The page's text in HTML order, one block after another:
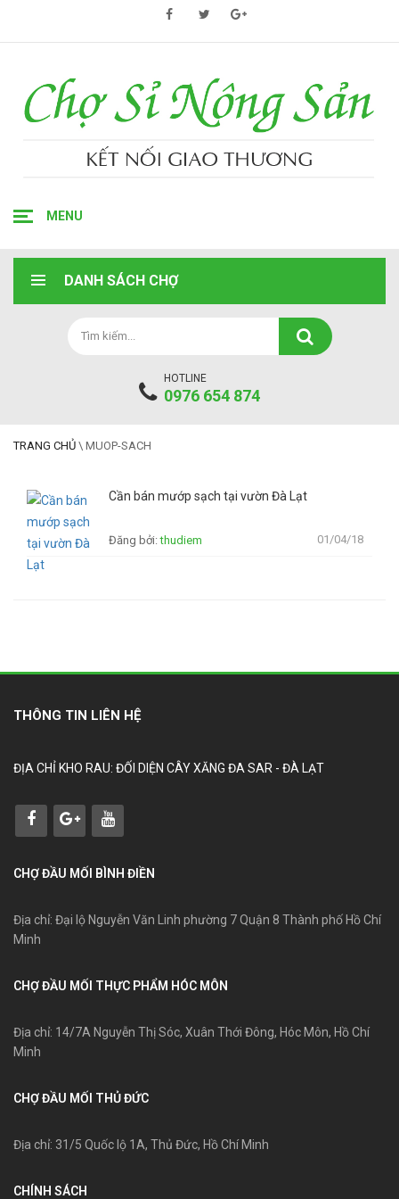
MENU
DANH SÁCH CHỢ
HOTLINE
0976 654 874
TRANG CHỦ \ MUOP-SACH
Cần bán mướp sạch tại vườn Đà Lạt
Đăng bởi:thudiem 01/04/18
THÔNG TIN LIÊN HỆ
ĐỊA CHỈ KHO RAU: ĐỐI DIỆN CÂY XĂNG ĐA SAR - ĐÀ LẠT
CHỢ ĐẦU MỐI BÌNH ĐIỀN
Địa chỉ: Đại lộ Nguyễn Văn Linh phường 7 Quận 8 Thành phố Hồ Chí
Minh
CHỢ ĐẦU MỐI THỰC PHẨM HÓC MÔN
Địa chỉ: 14/7A Nguyễn Thị Sóc, Xuân Thới Đông, Hóc Môn, Hồ Chí
Minh
CHỢ ĐẦU MỐI THỦ ĐỨC
Địa chỉ: 31/5 Quốc lộ 1A, Thủ Đức, Hồ Chí Minh
CHÍNH SÁCH